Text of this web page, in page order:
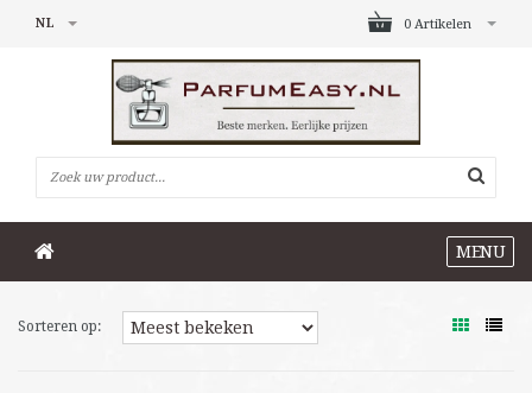
0 Artikelen
NL
MENU
Sorteren op: